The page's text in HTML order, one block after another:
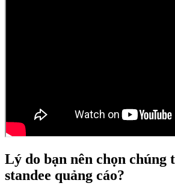
Lý do bạn nên chọn chúng
standee quảng cáo?